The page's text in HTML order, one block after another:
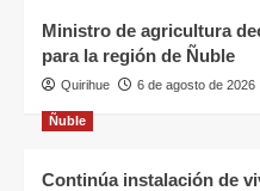
Ministro de agricultura
para la región de Ñuble
Quirihue 6 de agosto de 2026
Ñuble
Continúa instalación de